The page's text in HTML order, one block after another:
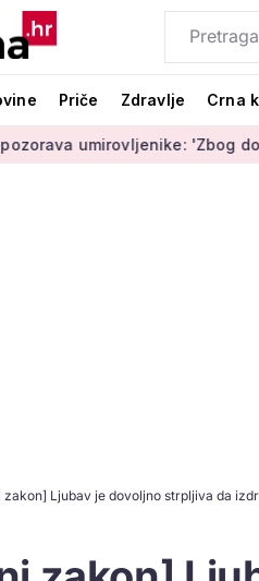
Priče Zdravlje Crna
'Zbog